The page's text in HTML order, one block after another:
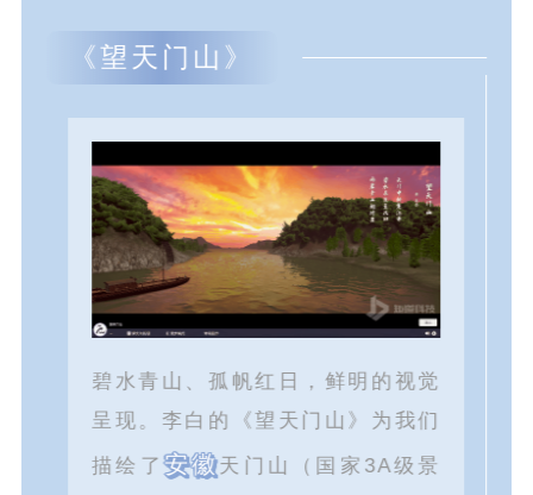
《望天门山》
碧水青山、孤帆红日，鲜明的视觉
呈现。李白的《望天门山》为我们
描绘了安徽天门山（国家3A级景